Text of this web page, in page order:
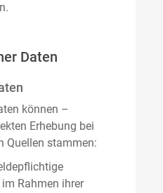
Daten
können –
Erhebung bei
Quellen stammen:
Rahmen ihrer